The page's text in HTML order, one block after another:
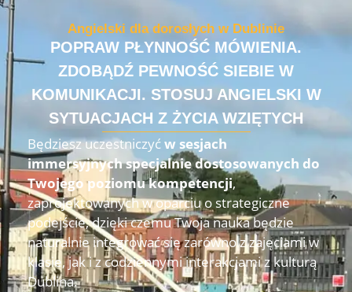
Angielski dla dorosłych w Dublinie
POPRAW PŁYNNOŚĆ MÓWIENIA.
ZDOBĄDŹ PEWNOŚĆ SIEBIE W
KOMUNIKACJI. STOSUJ ANGIELSKI W
SYTUACJACH Z ŻYCIA WZIĘTYCH
Będziesz uczestniczyćw sesjach
immersyjnych specjalnie dostosowanych do
Twojego poziomu kompetencji,
zaprojektowanych w oparciu o strategiczne
podejście, dzięki czemu Twoja nauka będzie
naturalnie integrować się zarówno z zajęciami w
klasie, jak i z codziennymi interakcjami z kulturą
Dublina.